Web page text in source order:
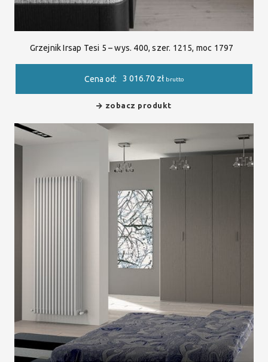
Grzejnik Irsap Tesi 5 – wys. 400, szer. 1215, moc 1797
Cena od: 3 016.70 zł brutto
zobacz produkt